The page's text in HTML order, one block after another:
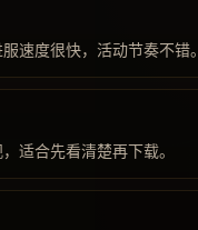
速度很快，活动节奏不错。
适合先看清楚再下载。